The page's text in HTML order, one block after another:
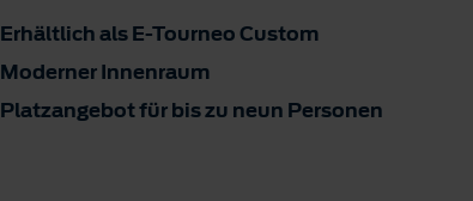
Erhältlich als E-Tourneo Custom
Moderner Innenraum
Platzangebot für bis zu neun Personen